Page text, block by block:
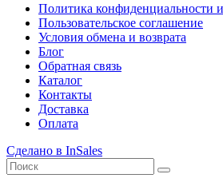
Политика конфиденциальности
Пользовательское соглашение
Условия обмена и возврата
Блог
Обратная связь
Каталог
Контакты
Доставка
Оплата
Сделано в InSales